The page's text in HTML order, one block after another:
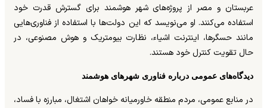
عربستان و مصر از پروژه‌های شهر هوشمند برای گسترش قدرت خود
استفاده می‌کنند. او می‌نویسد که این دولت‌ها با استفاده از فناوری‌هایی
مانند حسگرها، اینترنت اشیاء، نظارت بیومتریک و هوش مصنوعی، در
حال تقویت کنترل خود هستند.
دیدگاه‌های عمومی درباره فناوری شهرهای هوشمند
در منابع عمومی، مردم منطقه خاورمیانه خواهان اشتغال، مبارزه با فساد،